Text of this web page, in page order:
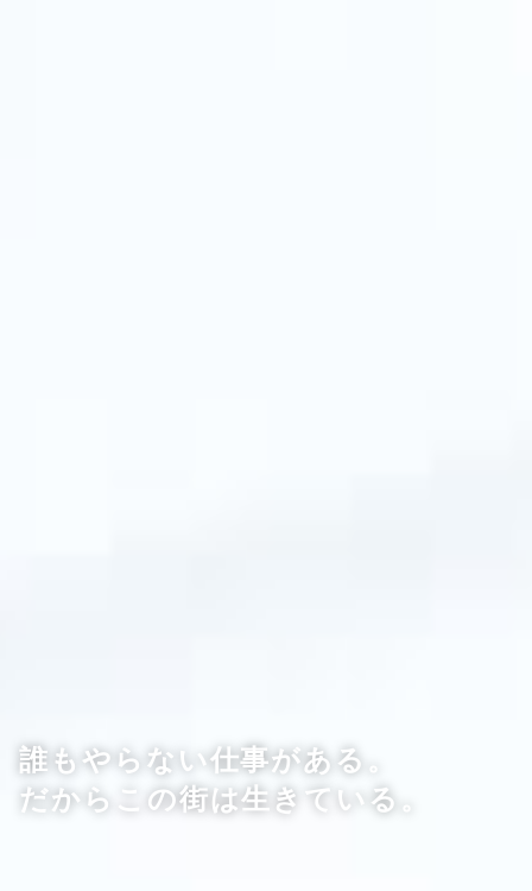
誰もやらない仕事がある。
だからこの街は生きている。